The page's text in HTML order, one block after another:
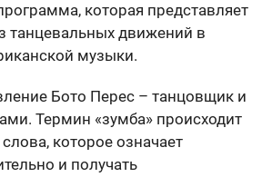
которая представляет
танцевальных движений в
музыки.
Бото Перес – танцовщик и
Термин «зумба» происходит
которое означает
и получать